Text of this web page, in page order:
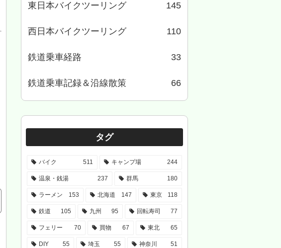
東日本バイクツーリング 145
西日本バイクツーリング 110
鉄道乗車経路 33
鉄道乗車記録＆沿線散策 66
タグ
バイク 511 キャンプ場 244
温泉・銭湯 237 群馬 180
ラーメン 153 北海道 147 東京 118
鉄道 105 九州 95 回転寿司 77
フェリー 70 買物 67 東北 65
DIY 55 埼玉 55 神奈川 51